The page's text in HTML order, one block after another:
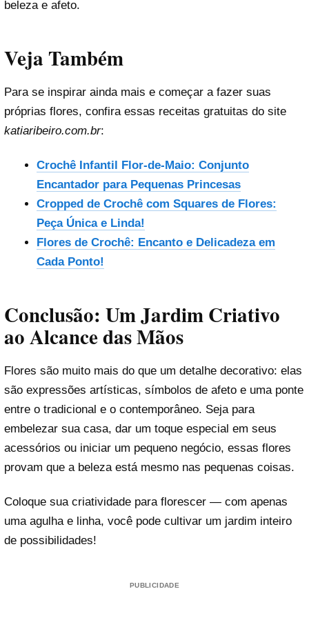
beleza e afeto.
Veja Também
Para se inspirar ainda mais e começar a fazer suas
próprias flores, confira essas receitas gratuitas do site
katiaribeiro.com.br:
Crochê Infantil Flor-de-Maio: Conjunto
Encantador para Pequenas Princesas
Cropped de Crochê com Squares de Flores:
Peça Única e Linda!
Flores de Crochê: Encanto e Delicadeza em
Cada Ponto!
Conclusão: Um Jardim Criativo
ao Alcance das Mãos
Flores são muito mais do que um detalhe decorativo: elas
são expressões artísticas, símbolos de afeto e uma ponte
entre o tradicional e o contemporâneo. Seja para
embelezar sua casa, dar um toque especial em seus
acessórios ou iniciar um pequeno negócio, essas flores
provam que a beleza está mesmo nas pequenas coisas.
Coloque sua criatividade para florescer — com apenas
uma agulha e linha, você pode cultivar um jardim inteiro
de possibilidades!
PUBLICIDADE